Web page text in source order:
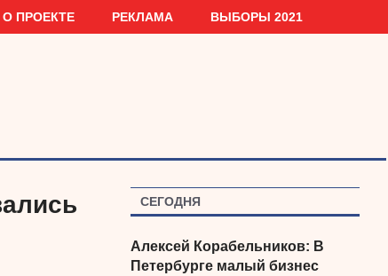
О ПРОЕКТЕ РЕКЛАМА ВЫБОРЫ 2021
СЕГОДНЯ
Алексей Корабельников: В
Петербурге малый бизнес